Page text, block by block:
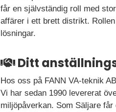
får en självständig roll med
affärer i ett brett distrikt.
lösningar.
Ditt
Hos oss på FANN VA-teknik
Vi har sedan 1990 levererat
miljöpåverkan. Som Säljare